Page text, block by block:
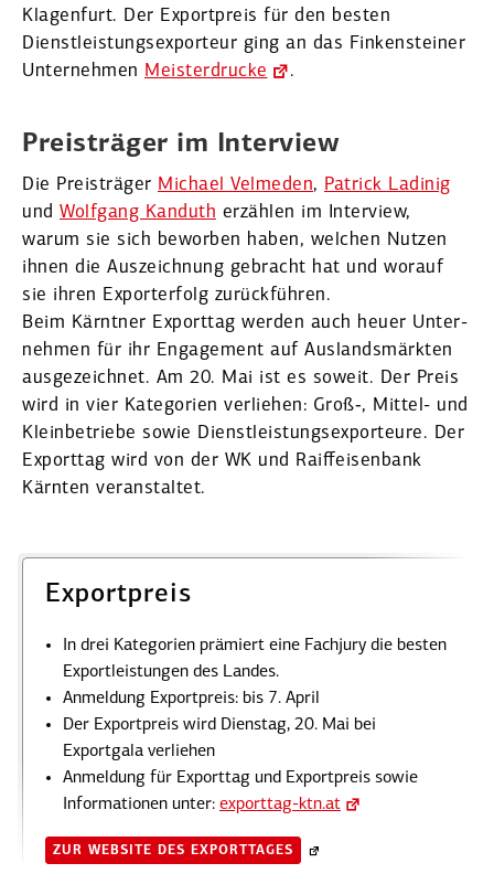
Klagenfurt. Der Export­preis für den besten
Dienstleistungs­exporteur ging an das Finken­steiner
Unter­nehmen Meister­drucke .
Preis­träger im Interview
Die Preis­träger Michael Velmeden, Patrick Ladinig
und Wolfgang Kanduth erzählen im Interview,
warum sie sich beworben haben, welchen Nutzen
ihnen die Auszeichnung gebracht hat und worauf
sie ihren Export­erfolg zurück­führen.
Beim Kärntner Exporttag werden auch heuer Unter­
nehmen für ihr Engagement auf Auslands­märkten
ausge­zeichnet. Am 20. Mai ist es soweit. Der Preis
wird in vier Kategorien verliehen: Groß‑, Mittel- und
Klein­be­triebe sowie Dienst­leis­tungs­ex­por­teure. Der
Exporttag wird von der WK und Raiff­eisenbank
Kärnten veran­staltet.
Export­preis
In drei Kategorien prämiert eine Fachjury die besten
Export­leis­tungen des Landes.
Anmeldung Export­preis: bis 7. April
Der Export­preis wird Dienstag, 20. Mai bei
Exportgala verliehen
Anmeldung für Exporttag und Export­preis sowie
Infor­ma­tionen unter: exporttag​-ktn​.at
ZUR WEBSITE DES EXPORT­TAGES